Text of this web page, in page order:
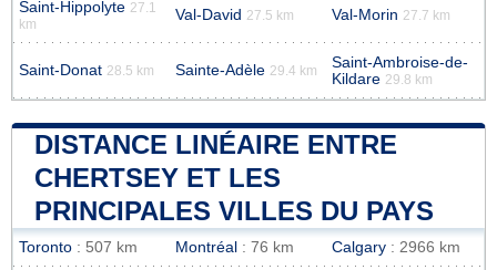
Saint-Hippolyte 27.1
km
Val-David 27.5 km Val-Morin 27.7 km
Saint-Donat 28.5 km Sainte-Adèle 29.4 km
Saint-Ambroise-de-
Kildare 29.8 km
DISTANCE LINÉAIRE ENTRE
CHERTSEY ET LES
PRINCIPALES VILLES DU PAYS
Toronto : 507 km Montréal : 76 km Calgary : 2966 km